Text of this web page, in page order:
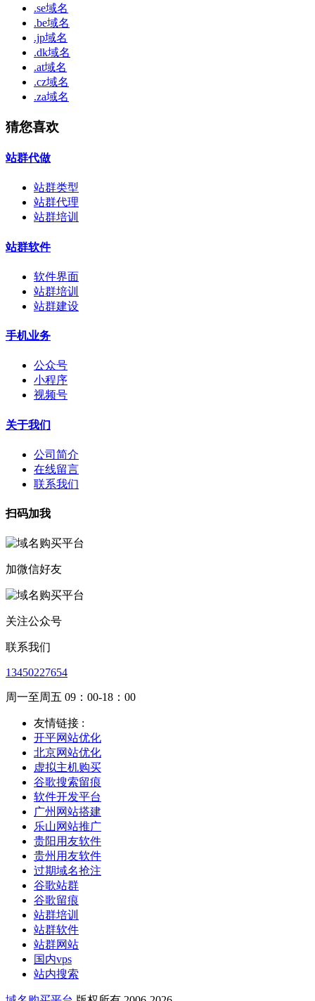
.se域名
.be域名
.jp域名
.dk域名
.at域名
.cz域名
.za域名
猜您喜欢
站群代做
站群类型
站群代理
站群培训
站群软件
软件界面
站群培训
站群建设
手机业务
公众号
小程序
视频号
关于我们
公司简介
在线留言
联系我们
扫码加我
加微信好友
关注公众号
联系我们
13450227654
周一至周五 09：00-18：00
友情链接 :
开平网站优化
北京网站优化
虚拟主机购买
谷歌搜索留痕
软件开发平台
广州网站搭建
乐山网站推广
贵阳用友软件
贵州用友软件
过期域名抢注
谷歌站群
谷歌留痕
站群培训
站群软件
站群网站
国内vps
站内搜索